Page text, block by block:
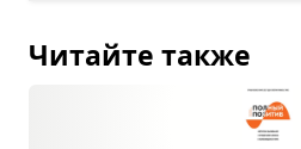
Читайте также